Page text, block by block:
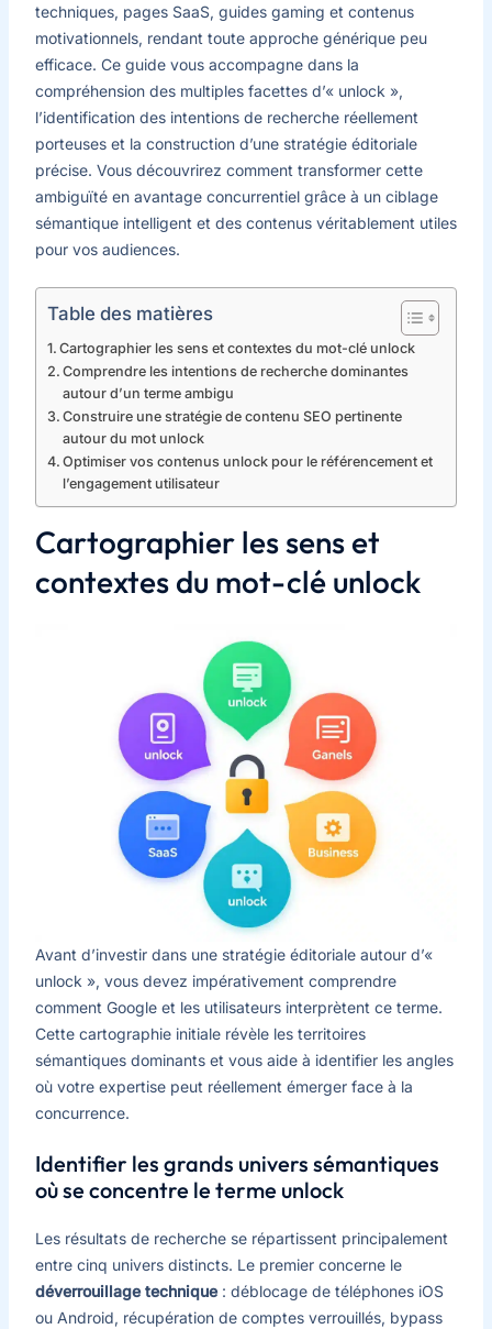
techniques, pages SaaS, guides gaming et contenus
motivationnels, rendant toute approche générique peu
efficace. Ce guide vous accompagne dans la
compréhension des multiples facettes d’« unlock »,
l’identification des intentions de recherche réellement
porteuses et la construction d’une stratégie éditoriale
précise. Vous découvrirez comment transformer cette
ambiguïté en avantage concurrentiel grâce à un ciblage
sémantique intelligent et des contenus véritablement utiles
pour vos audiences.
Table des matières
Cartographier les sens et contextes du mot-clé unlock
Comprendre les intentions de recherche dominantes
autour d’un terme ambigu
Construire une stratégie de contenu SEO pertinente
autour du mot unlock
Optimiser vos contenus unlock pour le référencement et
l’engagement utilisateur
Cartographier les sens et
contextes du mot-clé unlock
Avant d’investir dans une stratégie éditoriale autour d’«
unlock », vous devez impérativement comprendre
comment Google et les utilisateurs interprètent ce terme.
Cette cartographie initiale révèle les territoires
sémantiques dominants et vous aide à identifier les angles
où votre expertise peut réellement émerger face à la
concurrence.
Identifier les grands univers sémantiques
où se concentre le terme unlock
Les résultats de recherche se répartissent principalement
entre cinq univers distincts. Le premier concerne le
déverrouillage technique: déblocage de téléphones iOS
ou Android, récupération de comptes verrouillés, bypass